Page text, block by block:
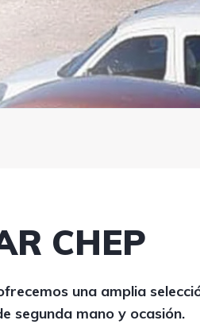
CHEP
una amplia
segunda mano y ocasión.